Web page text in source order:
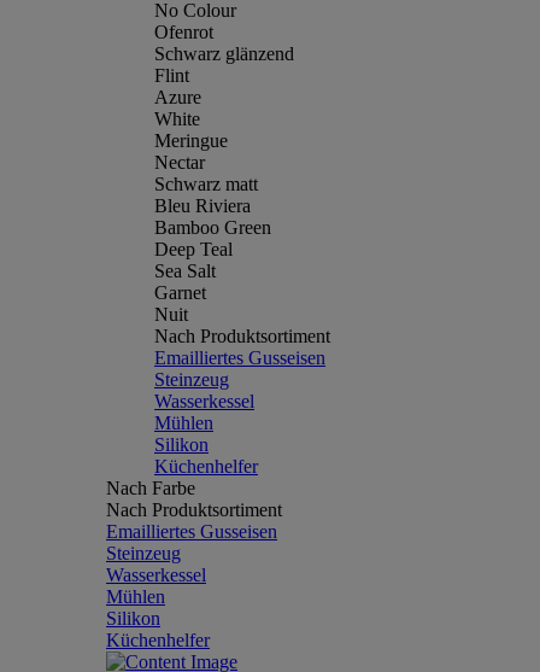
No Colour
Ofenrot
Schwarz glänzend
Flint
Azure
White
Meringue
Nectar
Schwarz matt
Bleu Riviera
Bamboo Green
Deep Teal
Sea Salt
Garnet
Nuit
Nach Produktsortiment
Emailliertes Gusseisen
Steinzeug
Wasserkessel
Mühlen
Silikon
Küchenhelfer
Nach Farbe
Nach Produktsortiment
Emailliertes Gusseisen
Steinzeug
Wasserkessel
Mühlen
Silikon
Küchenhelfer